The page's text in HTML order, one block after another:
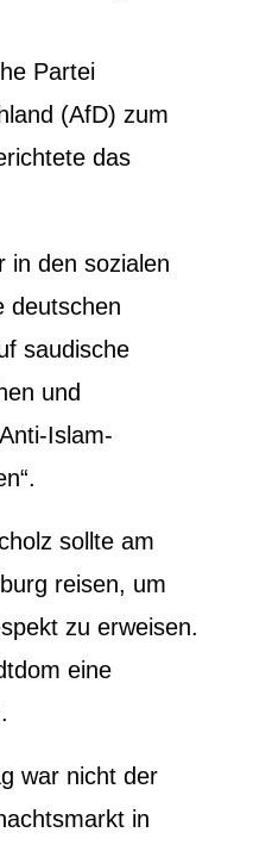
Partei
(AfD) zum
das
in den sozialen
deutschen
saudische
und
Islam-
sollte am
reisen, um
zu erweisen.
eine
war nicht der
in